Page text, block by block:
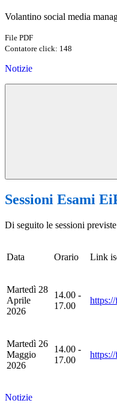
Volantino social media
File PDF
Contatore click: 148
Notizie
Sessioni Esami
Di seguito le sessioni
Data Orario Link
Martedì 28
Aprile
2026
14.00 -
17.00
Martedì 26
Maggio
2026
14.00 -
17.00
Notizie